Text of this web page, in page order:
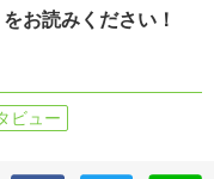
をお読みください！
ビュー